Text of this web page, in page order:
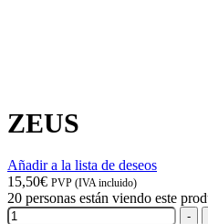
ZEUS
Añadir a la lista de deseos
15,50€ PVP (IVA incluido)
20 personas están viendo este
Cantidad
-